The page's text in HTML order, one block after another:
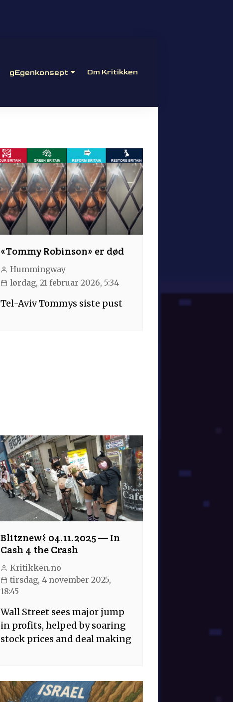
gEgenkonsept Om Kritikken
«Tommy Robinson» er død
Hummingway
lørdag, 21 februar 2026, 5:34
Tel-Aviv Tommys siste pust
Blitznew𐌔 04.11.2025 — In
Cash 4 the Crash
Kritikken.no
tirsdag, 4 november 2025,
18:45
Wall Street sees major jump
in profits, helped by soaring
stock prices and deal making